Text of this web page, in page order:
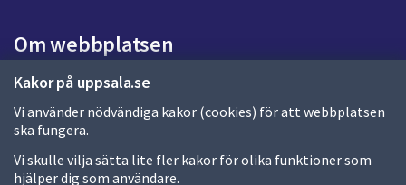
Kakor på uppsala.se
Vi använder nödvändiga kakor (cookies) för att webbplatsen
ska fungera.
Vi skulle vilja sätta lite fler kakor för olika funktioner som
hjälper dig som användare.
d
a
Om webbplatsen
Om webbplatsen
Allmänna handlingar och diarium
Behandling av personuppgifter